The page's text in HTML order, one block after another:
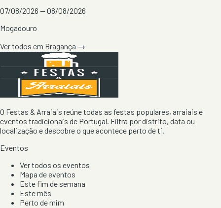
07/08/2026 — 08/08/2026
Mogadouro
Ver todos em Bragança →
O Festas & Arraiais reúne todas as festas populares, arraiais e
eventos tradicionais de Portugal. Filtra por distrito, data ou
localização e descobre o que acontece perto de ti.
Eventos
Ver todos os eventos
Mapa de eventos
Este fim de semana
Este mês
Perto de mim